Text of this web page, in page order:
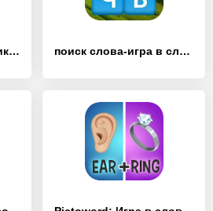
Word Trivia - слово викторины - [Взлом/МОД Много денег] поиск слова-игра в слова - [Взлом/МОД Много денег]